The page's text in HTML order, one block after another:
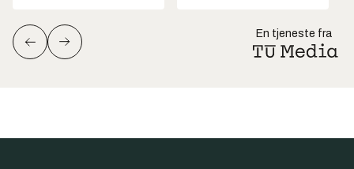
En tjeneste fra